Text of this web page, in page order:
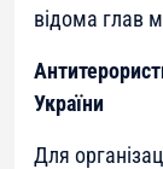
відома глав
України
Для